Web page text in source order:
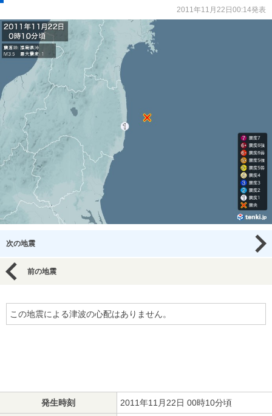
2011年11月22日00:14発表
次の地震
前の地震
この地震による津波の心配はありません。
発生時刻 2011年11月22日 00時10分頃